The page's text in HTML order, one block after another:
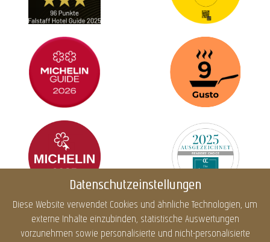
Datenschutzeinstellungen
Diese Website verwendet Cookies und ähnliche Technologien, um
externe Inhalte einzubinden, statistische Auswertungen
vorzunehmen sowie personalisierte und nicht-personalisierte
Impressum Datenschutz Cookies
Barrierefreiheit